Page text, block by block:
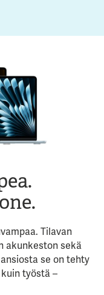
Tilavan
akunkeston sekä
se on tehty
työstä –